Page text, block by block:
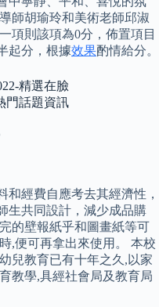
師胡瑜玲和美術老師邱淑
項則該項為0分，佈置項目
起分，根據效果酌情給分。
精選在臉
門話題資訊
經費自應考去其經濟性，
生共同設計，減少成品購
的壁報紙乎和圖畫紙等可
,便可再拿出來使用。 本校
兒教育已有十年之久,以家
教學,具經社會局及教育局